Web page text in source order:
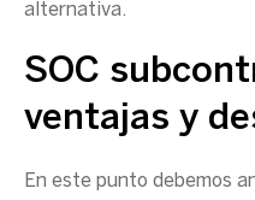
alternativa.
SOC
ventajas y
En este punto debemos